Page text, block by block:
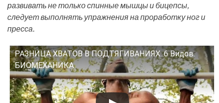
развивать не только спинные мышцы и бицепсы,
следует выполнять упражнения на проработку ног и
пресса.
РАЗНИЦА ХВАТОВ В ПОДТЯГИВАНИЯХ. 6 Видов.
БИОМЕХАНИКА
Смотрите это видео на YouTube